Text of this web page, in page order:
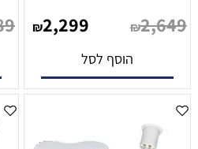
₪2,649
₪2,299
הוסף לסל